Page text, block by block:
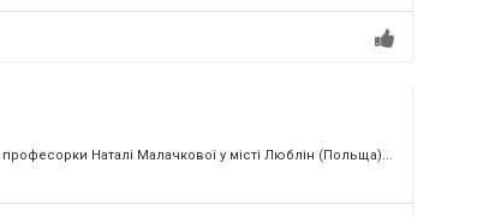
Наталі Малачкової у місті Люблін (Польща)...